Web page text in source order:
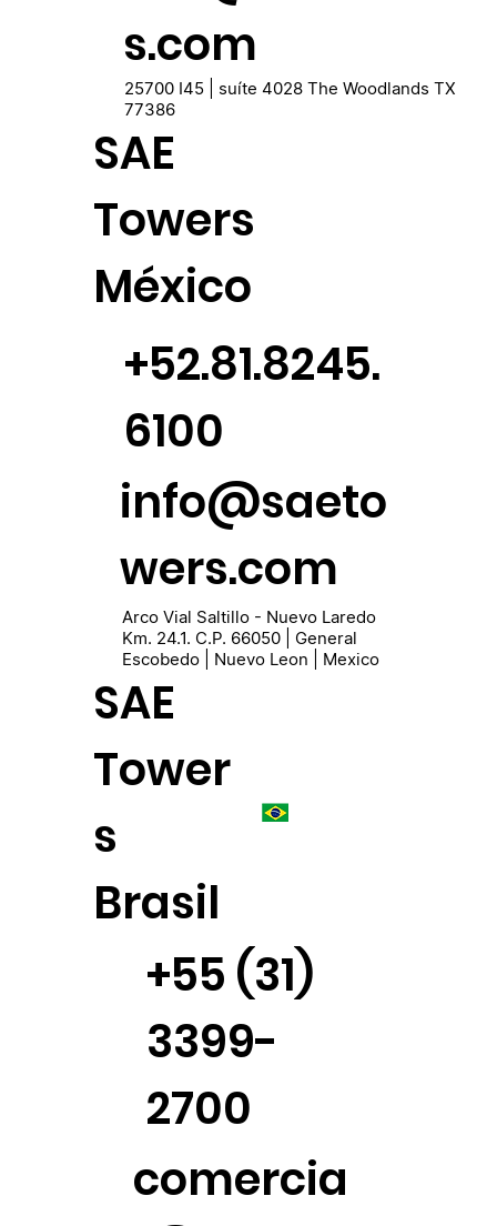
s.com
25700 I45 | suíte 4028 The Woodlands TX
77386
+52.81.8245.
6100
info@saeto
wers.com
Arco Vial Saltillo - Nuevo Laredo
Km. 24.1. C.P. 66050 | General
Escobedo | Nuevo Leon | Mexico
SAE
Towers
México
SAE
Tower
s
Brasil
+55 (31)
3399-
2700
comercia